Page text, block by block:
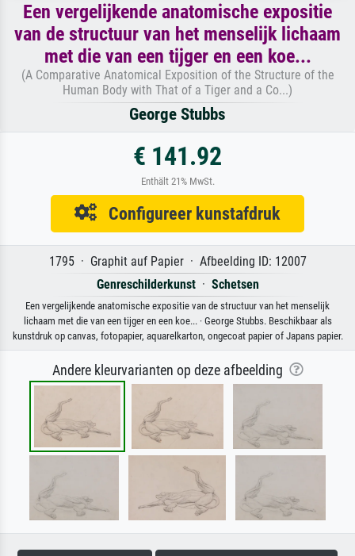
Een vergelijkende anatomische expositie
van de structuur van het menselijk lichaam
met die van een tijger en een koe...
(A Comparative Anatomical Exposition of the Structure of the
Human Body with That of a Tiger and a Co...)
George Stubbs
€ 141.92
Enthält 21% MwSt.
Configureer kunstafdruk
1795 · Graphit auf Papier · Afbeelding ID: 12007
Genreschilderkunst· Schetsen
Een vergelijkende anatomische expositie van de structuur van het menselijk
lichaam met die van een tijger en een koe... · George Stubbs. Beschikbaar als
kunstdruk op canvas, fotopapier, aquarelkarton, ongecoat papier of Japans papier.
Andere kleurvarianten op deze afbeelding